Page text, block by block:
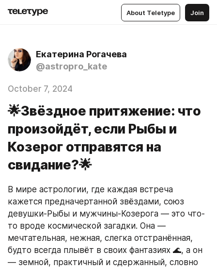
About Teletype Join
Екатерина Рогачева
@astropro_kate
October 7, 2024
🌟Звёздное притяжение: что
произойдёт, если Рыбы и
Козерог отправятся на
свидание?🌟
В мире астрологии, где каждая встреча
кажется предначертанной звёздами, союз
девушки-Рыбы и мужчины-Козерога — это что-
то вроде космической загадки. Она —
мечтательная, нежная, слегка отстранённая,
будто всегда плывёт в своих фантазиях 🌊, а он
— земной, практичный и сдержанный, словно